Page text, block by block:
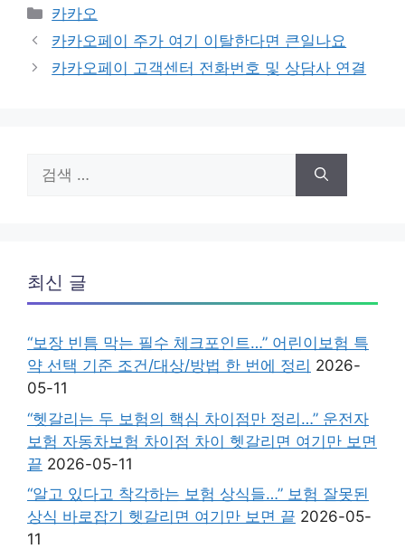
카
테
리
카카오
카카오페이 주가 여기 이탈한다면 큰일나요
카카오페이 고객센터 전화번호 및 상담사 연결
색:
최신 글
“보장 빈틈 막는 필수 체크포인트…” 어린이보험 특
약 선택 기준 조건/대상/방법 한 번에 정리 2026-
05-11
“헷갈리는 두 보험의 핵심 차이점만 정리…” 운전자
보험 자동차보험 차이점 차이 헷갈리면 여기만 보면
끝 2026-05-11
“알고 있다고 착각하는 보험 상식들…” 보험 잘못된
상식 바로잡기 헷갈리면 여기만 보면 끝 2026-05-
11